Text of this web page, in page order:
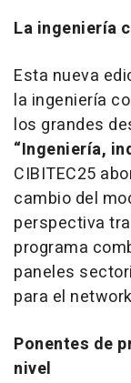
La ingeniería
Esta nueva
la ingeniería
los grandes
“Ingeniería,
CIBITEC25
cambio del
perspectiva
programa
paneles
para el
Ponentes de
nivel